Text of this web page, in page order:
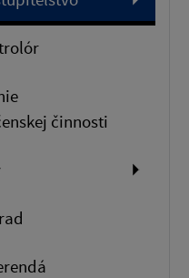
činnosti